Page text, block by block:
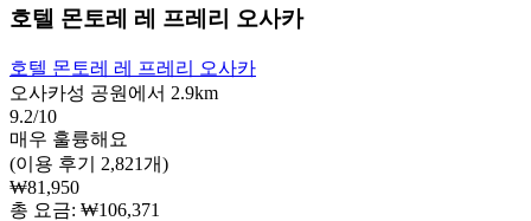
호텔 몬토레 레 프레리 오사카
호텔 몬토레 레 프레리 오사카
오사카성 공원에서 2.9km
9.2/10
매우 훌륭해요
(이용 후기 2,821개)
₩81,950
총 요금: ₩106,371